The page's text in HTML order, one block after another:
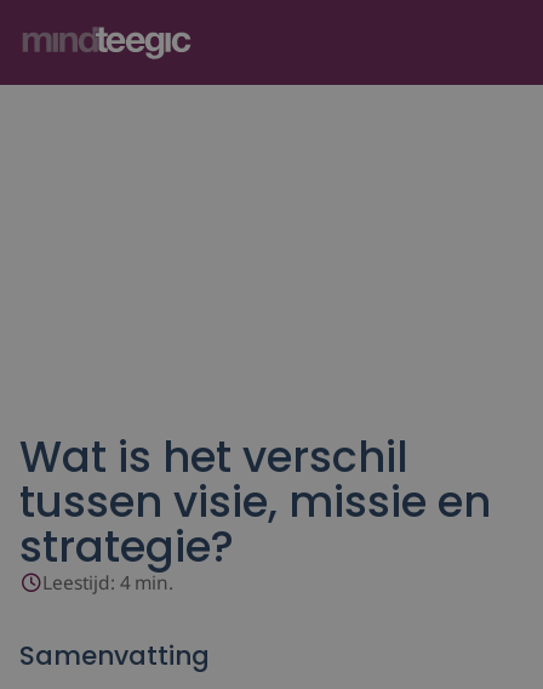
Strategisch partner
Strategie & go
Groeifase test
Even kennismaken?
Wat is het verschil
tussen visie, missie en
strategie?
Leestijd: 4min.
Samenvatting